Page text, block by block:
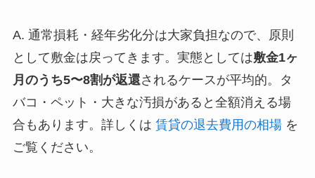
A. 通常損耗・経年劣化分は大家負担なので、原則
として敷金は戻ってきます。実態としては敷金1ヶ
月のうち5〜8割が返還されるケースが平均的。タ
バコ・ペット・大きな汚損があると全額消える場
合もあります。詳しくは 賃貸の退去費用の相場を
ご覧ください。